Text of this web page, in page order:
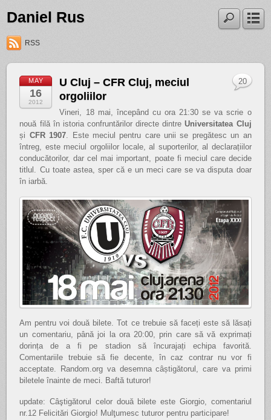
Daniel Rus
RSS
MAY
16
2012
U Cluj – CFR Cluj, meciul
orgoliilor
Vineri, 18 mai, începând cu ora 21:30 se va scrie o
nouă filă în istoria confruntărilor directe dintreUniversitatea Cluj
și CFR 1907. Este meciul pentru care unii se pregătesc un an
întreg, este meciul orgoliilor locale, al suporterilor, al declarațiilor
conducătorilor, dar cel mai important, poate fi meciul care decide
titlul. Cu toate astea, sper că e un meci care se va disputa doar
în iarbă.
Am pentru voi două bilete. Tot ce trebuie să faceți este să lăsați
un comentariu, până joi la ora 20:00, prin care să vă exprimați
dorința de a fi pe stadion să încurajați echipa favorită.
Comentariile trebuie să fie decente, în caz contrar nu vor fi
acceptate. Random.org va desemna câștigătorul, care va primi
biletele înainte de meci. Baftă tuturor!
update: Câştigătorul celor două bilete este Giorgio, comentariul
nr.12 Felicitări Giorgio! Mulţumesc tuturor pentru participare!
20